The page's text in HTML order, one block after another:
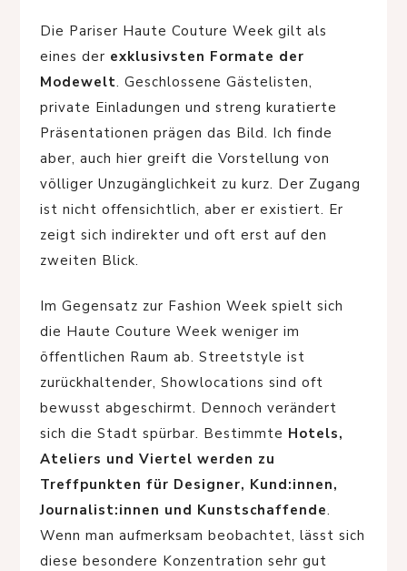
Die Pariser Haute Couture Week gilt als
eines der exklusivsten Formate der
Modewelt. Geschlossene Gästelisten,
private Einladungen und streng kuratierte
Präsentationen prägen das Bild. Ich finde
aber, auch hier greift die Vorstellung von
völliger Unzugänglichkeit zu kurz. Der Zugang
ist nicht offensichtlich, aber er existiert. Er
zeigt sich indirekter und oft erst auf den
zweiten Blick.
Im Gegensatz zur Fashion Week spielt sich
die Haute Couture Week weniger im
öffentlichen Raum ab. Streetstyle ist
zurückhaltender, Showlocations sind oft
bewusst abgeschirmt. Dennoch verändert
sich die Stadt spürbar. Bestimmte Hotels,
Ateliers und Viertel werden zu
Treffpunkten für Designer, Kund:innen,
Journalist:innen und Kunstschaffende.
Wenn man aufmerksam beobachtet, lässt sich
diese besondere Konzentration sehr gut